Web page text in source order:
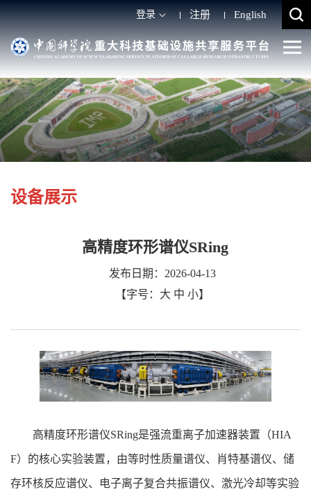
登录 注册 English
设备展示
高精度环形谱仪SRing
发布日期：2026-04-13
【字号： 大 中 小】
高精度环形谱仪SRing是强流重离子加速器装置（HIA
F）的核心实验装置，由等时性质量谱仪、肖特基谱仪、储
存环核反应谱仪、电子离子复合共振谱仪、激光冷却等实验